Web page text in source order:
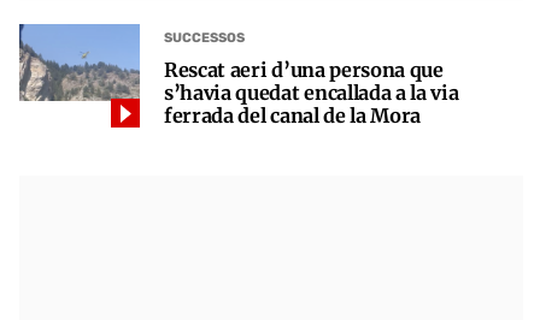
SUCCESSOS
Rescat aeri d’una persona que
s’havia quedat encallada a la via
ferrada del canal de la Mora